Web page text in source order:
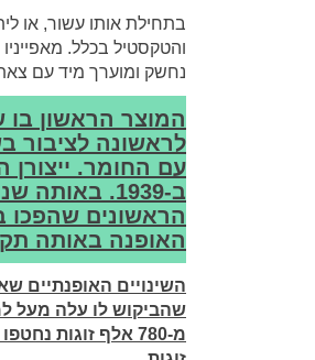
והטקסטיל בכלל.
נחשק ומוערך מיד עם
המוצר הראשון בו
עם החומר. ייצורן
ב-1939.
הראשונים
האופנה באותה
השינויים האופנתיים